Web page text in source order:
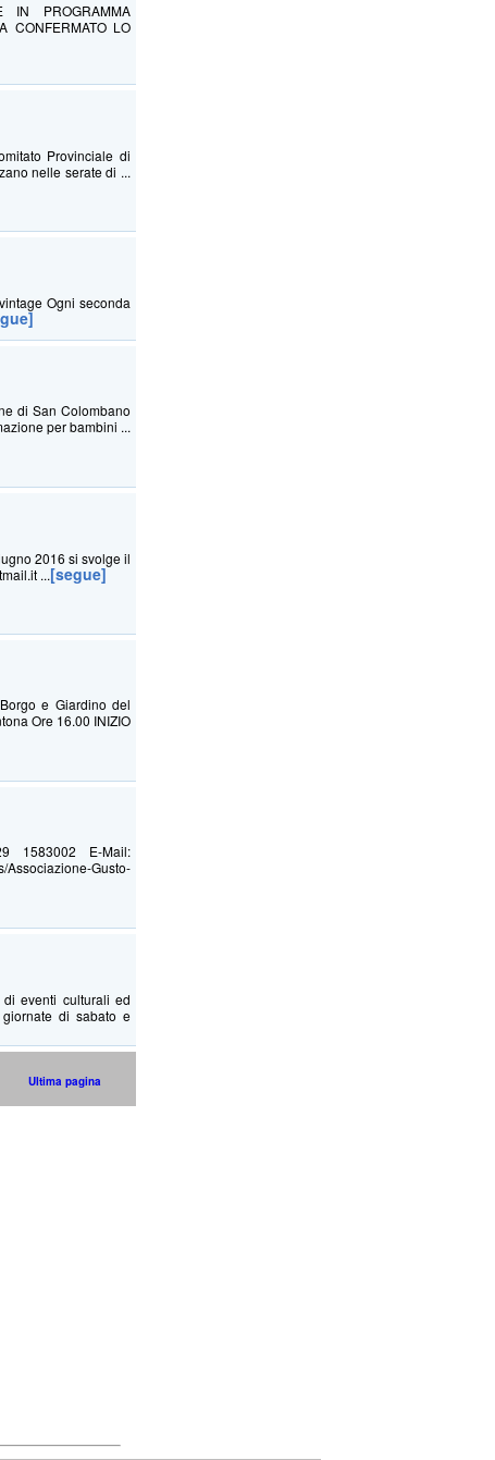
IN PROGRAMMA
CONFERMATO LO
Provinciale di
nelle serate di ...
Ogni seconda
di San Colombano
per bambini ...
2016 si svolge il
...[segue]
e Giardino del
Ore 16.00 INIZIO
1583002 E-Mail:
Gusto-
eventi culturali ed
di sabato e
Ultima pagina